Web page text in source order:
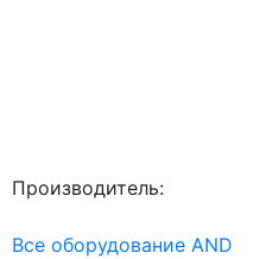
Производитель:
Все оборудование AND